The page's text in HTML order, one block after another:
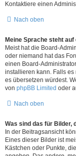
Kontaktiere einen
Nach oben
Meine Sprache steht
Meist hat die Board-
oder niemand hat das
einen Board-
installieren kann. Falls
es übersetzen würdest.
von phpBB Limited oder
Nach oben
Was sind das für Bilder,
In der Beitragsansicht
Eines dieser Bilder ist
Kästchen oder Punkte,